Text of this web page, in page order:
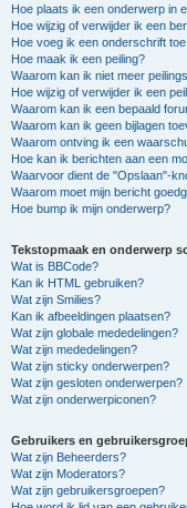
Hoe plaats ik een onderwerp in
Hoe wijzig of verwijder ik een
Hoe voeg ik een onderschrift
Hoe maak ik een peiling?
Waarom kan ik niet meer
Hoe wijzig of verwijder ik een
Waarom kan ik een bepaald
Waarom kan ik geen bijlagen
Waarom ontving ik een
Hoe kan ik berichten aan een
Waarvoor dient de "Opslaan"-
Waarom moet mijn bericht
Hoe bump ik mijn onderwerp?
Tekstopmaak en onderwerp
Wat is BBCode?
Kan ik HTML gebruiken?
Wat zijn Smilies?
Kan ik afbeeldingen plaatsen?
Wat zijn globale mededelingen?
Wat zijn mededelingen?
Wat zijn sticky onderwerpen?
Wat zijn gesloten onderwerpen?
Wat zijn onderwerpiconen?
Gebruikers en
Wat zijn Beheerders?
Wat zijn Moderators?
Wat zijn gebruikersgroepen?